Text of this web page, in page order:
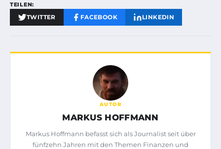
TEILEN:
TWITTER FACEBOOK LINKEDIN
AUTOR
MARKUS HOFFMANN
Markus Hoffmann befasst sich als Journalist seit über
fünfzehn Jahren mit den Themen Finanzen und